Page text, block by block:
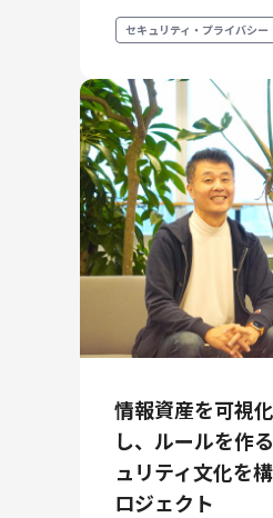
セキュリティ・プライバシー
情報資産を可視
し、ルールを作
ュリティ文化を
ロジェクト